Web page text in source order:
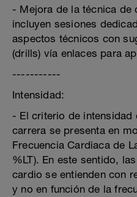
- Mejora de la técnica de
incluyen sesiones
aspectos técnicos con
(drills) vía enlaces para
-----------
Intensidad:
- El criterio de intensidad
carrera se presenta en
Frecuencia Cardiaca de
%LT). En este sentido,
cardio se entienden con
y no en función de la